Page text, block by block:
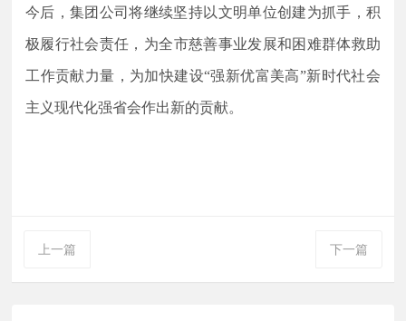
今后，集团公司将继续坚持以文明单位创建为抓手，积
极履行社会责任， 为全市慈善事业发展和困难群体救助
工作贡献力量 ， 为加快建设“强新优富美高”新时代社会
主义现代化强省会作出新的贡献。
上一篇 下一篇